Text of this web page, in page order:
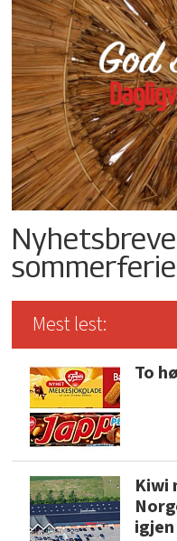
sommerferie
Mest lest:
To
Kiwi